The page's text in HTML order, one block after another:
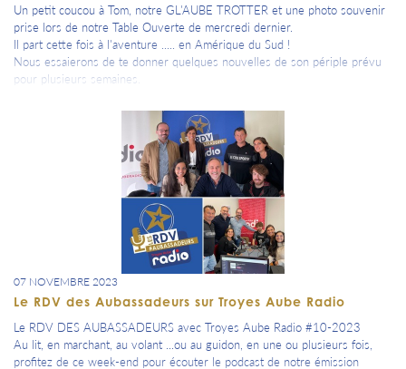
Un petit coucou à Tom, notre GL'AUBE TROTTER et une photo souvenir
prise lors de notre Table Ouverte de mercredi dernier.
Il part cette fois à l'aventure ..... en Amérique du Sud !
Nous essaierons de te donner quelques nouvelles de son périple prévu
pour plusieurs semaines.
07 NOVEMBRE 2023
Le RDV des Aubassadeurs sur Troyes Aube Radio
Le RDV DES AUBASSADEURS avec Troyes Aube Radio #10-2023
Au lit, en marchant, au volant ...ou au guidon, en une ou plusieurs fois,
profitez de ce week-end pour écouter le podcast de notre émission